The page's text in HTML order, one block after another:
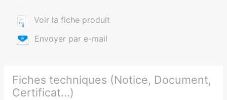
Voir la fiche produit
Envoyer par e-mail
Fiches techniques (Notice, Document,
Certificat...)